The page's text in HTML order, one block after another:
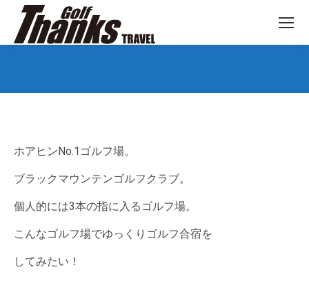
ホアヒンNo.1ゴルフ場。
ブラックマウンテンゴルフクラブ。
個人的には3本の指に入るゴルフ場。
こんなゴルフ場でゆっくりゴルフ合宿を
してみたい！